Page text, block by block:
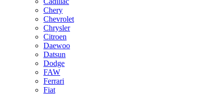
Chery
Chevrolet
Chrysler
Citroen
Daewoo
Datsun
Dodge
FAW
Ferrari
Fiat